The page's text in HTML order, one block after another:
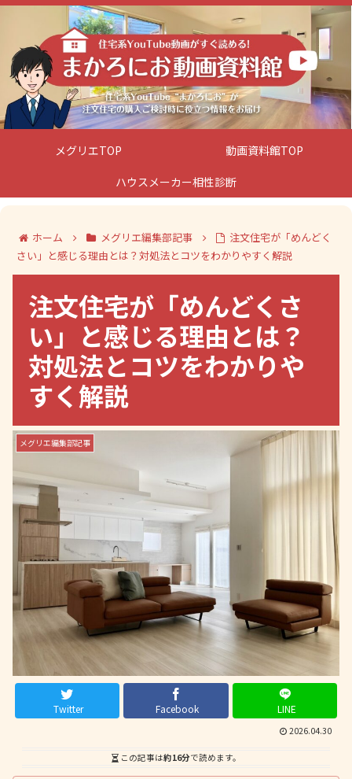
メグリエTOP
動画資料館TOP
ハウスメーカー相性診断
ホーム メグリエ編集部記事
注文住宅が「めんどく
さい」と感じる理由とは？対処法とコツをわかりやすく解説
注文住宅が「めんどくさ
い」と感じる理由とは？
対処法とコツをわかりや
すく解説
メグリエ編集部記事
Twitter Facebook LINE
2026.04.30
この記事は約16分で読めます。